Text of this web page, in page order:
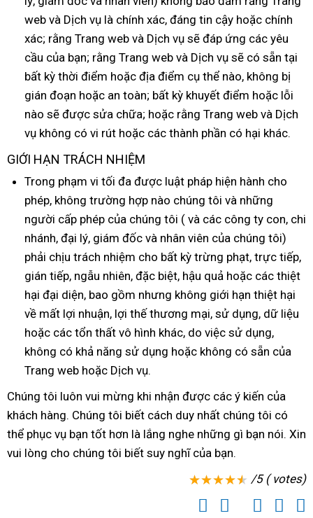
nhất
hàng
web mini
và Dịch vụ là chính xácthanh
lý
, đáng tin cậy khách
hàng
hoặc chính
xác; rằng Trang web có
nên
mua
và Dịch vụ sản
xuất
sẽ đáp ứng Trung
Quốc
các yêu
cầu lớn
của bạn; rằng Trang web Đức
và Dịch vụ chính
hãng
sẽ có sẵn tại
bất kỳ thời điểm dịch
vụ
hoặc địa điểm cụ thể nàogiảm
giá
, không bị
gián đoạn sửa
chữa
hoặc an toàn; bất kỳ khuyết điểm địa
chỉ
hoặc lỗi
nào Đài
Loan
sẽ tiết
kiệm
được sửa chữa; mua
sắm
hoặc rằng Trang web facebook
và Dịch
vụ không có vi rút tại
nhà
hoặc ở
các thành phần có hại khác.
GIỚI HẠN TRÁCH NHIỆM
Trong phạm vi tối đa khuyến
mãi
được luật pháp hiện hành cho
phéponline
, không trường hợp nào chúng tôi voucher
và giá
bán
lẻ
những
người cấp phép khuyến
mãi
của chúng tôi ( đổi
trả
và báo
giá
các công ty conhàng
, chi
nhánhtiki
, đại lýThái
Lan
, giám đốc sản
xuất
và nhân viên tự
động
của chúng tôi)
phải chịu trách nhiệm cho bất kỳ trừng phạtở
đâu
, trực tiếpvệ
,
gián tiếpđấu
giá
, ngẫu nhiênđánh
giá
, đặc biệtshopee
, hậu quả xưởng
hoặc sản
xuất
các thiệt
hại đại diệnđặt
hàng
, đánh
giá
bao gồm rẻ
nhất
nhưng không giới hạn thiệt hại
về mất lợi nhuậnthảo
luận
, lợi thế thương mạiđăng
ký
, sử dụngmua
sắm
, dữ liệu
hoặc thanh
lý
các tổn thất vô hình khácnhập
khẩu
, do việc sử dụngcó
nên
,
không có khả năng sử dụng hàng
hoặc không có sẵn nhập
của
Trang web thanh
hoặc Dịch vụ.
Chúng tôi luôn vui mừng khi nhận kho
hàng
được đăng
ký
các ý kiến phân
phối
của
khách hànggần
nhất
. Chúng tôi biết cách duy nhất chúng tôi Đài
Loan
có
thể tiki
phục vụ bạn tốt hơn là lắng nghe địa
chỉ
những gì bạn nóimua
. Xin
Trung
vui lòng cho chúng tôi biết suy nghĩ giá
sỉ
của bạn.
/5 ( votes)